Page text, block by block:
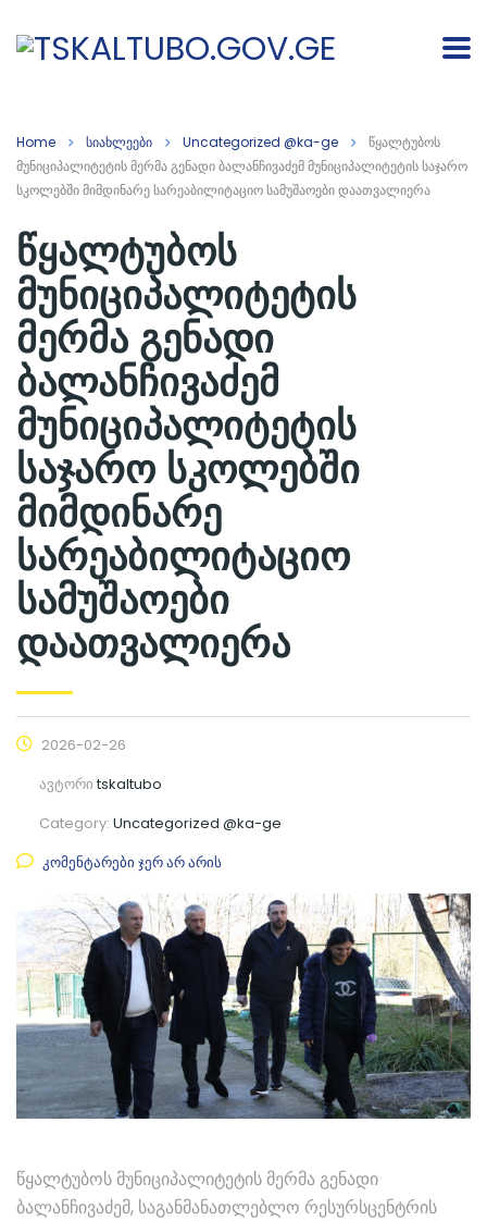
Home სიახლეები Uncategorized @ka-ge
წყალტუბოს
მუნიციპალიტეტის მერმა გენადი ბალანჩივაძემ მუნიციპალიტეტის საჯარო
სკოლებში მიმდინარე სარეაბილიტაციო სამუშაოები დაათვალიერა
წყალტუბოს
მუნიციპალიტეტის
მერმა გენადი
ბალანჩივაძემ
მუნიციპალიტეტის
საჯარო სკოლებში
მიმდინარე
სარეაბილიტაციო
სამუშაოები
დაათვალიერა
2026-02-26
ავტორიtskaltubo
Category: Uncategorized @ka-ge
კომენტარები ჯერ არ არის
წყალტუბოს მუნიციპალიტეტის მერმა გენადი
ბალანჩივაძემ, საგანმანათლებლო რესურსცენტრის